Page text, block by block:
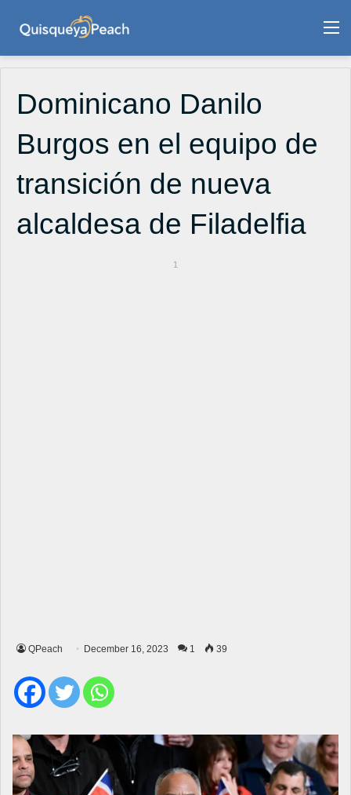
Dominicano Danilo
Burgos en el equipo de
transición de nueva
alcaldesa de Filadelfia
1
QPeach December 16, 2023 1 39